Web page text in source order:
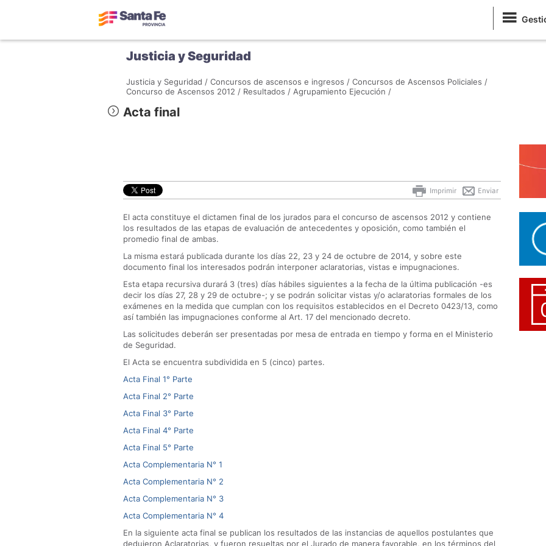
Justicia y Seguridad
Justicia y Seguridad / Concursos de ascensos e ingresos / Concursos de Ascensos Policiales /
Concurso de Ascensos 2012 / Resultados / Agrupamiento Ejecución /
Acta final
Enviar
Imprimir
El acta constituye el dictamen final de los jurados para el concurso de ascensos 2012 y contiene
los resultados de las etapas de evaluación de antecedentes y oposición, como también el
promedio final de ambas.
La misma estará publicada durante los días 22, 23 y 24 de octubre de 2014, y sobre este
documento final los interesados podrán interponer aclaratorias, vistas e impugnaciones.
Esta etapa recursiva durará 3 (tres) días hábiles siguientes a la fecha de la última publicación -es
decir los días 27, 28 y 29 de octubre-; y se podrán solicitar vistas y/o aclaratorias formales de los
exámenes en la medida que cumplan con los requisitos establecidos en el Decreto 0423/13, como
así también las impugnaciones conforme al Art. 17 del mencionado decreto.
Las solicitudes deberán ser presentadas por mesa de entrada en tiempo y forma en el Ministerio
de Seguridad.
El Acta se encuentra subdividida en 5 (cinco) partes.
Acta Final 1° Parte
Acta Final 2° Parte
Acta Final 3° Parte
Acta Final 4° Parte
Acta Final 5° Parte
Acta Complementaria N° 1
Acta Complementaria N° 2
Acta Complementaria N° 3
Acta Complementaria N° 4
En la siguiente acta final se publican los resultados de las instancias de aquellos postulantes que
dedujeron Aclaratorias, y fueron resueltas por el Jurado de manera favorable, en los términos del